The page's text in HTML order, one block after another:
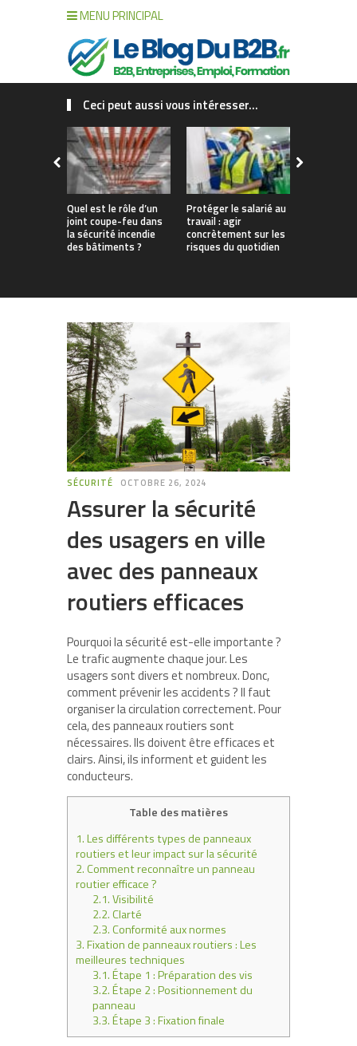
MENU PRINCIPAL
Ceci peut aussi vous intéresser...
Quel est le rôle d’un
joint coupe-feu dans
la sécurité incendie
des bâtiments ?
Protéger le salarié au
travail : agir
concrètement sur les
risques du quotidien
SÉCURITÉ OCTOBRE 26, 2024
Assurer la sécurité
des usagers en ville
avec des panneaux
routiers efficaces
Pourquoi la sécurité est-elle importante ?
Le trafic augmente chaque jour. Les
usagers sont divers et nombreux. Donc,
comment prévenir les accidents ? Il faut
organiser la circulation correctement. Pour
cela, des panneaux routiers sont
nécessaires. Ils doivent être efficaces et
clairs. Ainsi, ils informent et guident les
conducteurs.
Table des matières
1.Les différents types de panneaux
routiers et leur impact sur la sécurité
2.Comment reconnaître un panneau
routier efficace ?
2.1.Visibilité
2.2.Clarté
2.3.Conformité aux normes
3.Fixation de panneaux routiers : Les
meilleures techniques
3.1.Étape 1 : Préparation des vis
3.2.Étape 2 : Positionnement du
panneau
3.3.Étape 3 : Fixation finale